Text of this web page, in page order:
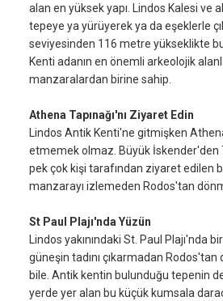
alan en yüksek yapı. Lindos Kalesi ve
tepeye ya yürüyerek ya da eşeklerle
seviyesinden 116 metre yükseklikte
Kenti adanın en önemli arkeolojik
manzaralardan birine sahip.
Athena Tapınağı'nı Ziyaret Edin
Lindos Antik Kenti'ne gitmişken
etmemek olmaz. Büyük İskender'den
pek çok kişi tarafından ziyaret edilen
manzarayı izlemeden Rodos'tan
St Paul Plajı'nda Yüzün
Lindos yakınındaki St. Paul Plajı'nda
güneşin tadını çıkarmadan
bile. Antik kentin bulunduğu tepenin
yerde yer alan bu küçük kumsala